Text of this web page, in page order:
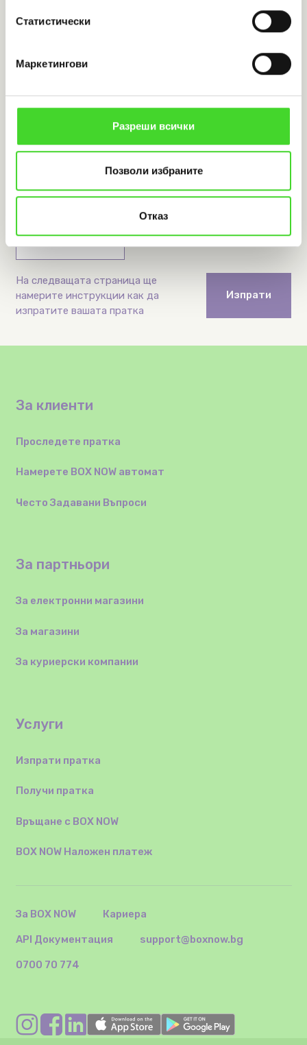
Статистически
Маркетингови
Разреши всички
Позволи избраните
Отказ
информация
Телефонен код за
Телефонен номер
На следващата страница ще
намерите инструкции как да
изпратите вашата пратка
Изпрати
За клиенти
Проследете пратка
Намерете BOX NOW автомат
Често Задавани Въпроси
За партньори
За електронни магазини
За магазини
За куриерски компании
Услуги
Изпрати пратка
Получи пратка
Връщане с BOX NOW
BOX NOW Наложен платеж
За BOX NOW Кариера
API Документация support@boxnow.bg
0700 70 774